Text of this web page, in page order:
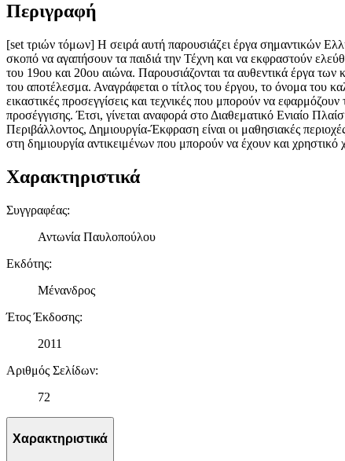
Περιγραφή
[set τριών τόμων] Η σειρά αυτή παρουσιάζει έργα σημαντικών
σκοπό να αγαπήσουν τα παιδιά την Τέχνη και να εκφραστούν
του 19ου και 20ου αιώνα. Παρουσιάζονται τα αυθεντικά έργα
του αποτέλεσμα. Αναγράφεται ο τίτλος του έργου, το όνομα του
εικαστικές προσεγγίσεις και τεχνικές που μπορούν να
προσέγγισης. Έτσι, γίνεται αναφορά στο Διαθεματικό Ενιαίο
Περιβάλλοντος, Δημιουργία-Έκφραση είναι οι μαθησιακές
στη δημιουργία αντικειμένων που μπορούν να έχουν και
Χαρακτηριστικά
Συγγραφέας:
Αντωνία Παυλοπούλου
Εκδότης:
Μένανδρος
Έτος Έκδοσης:
2011
Αριθμός Σελίδων:
72
Χαρακτηριστικά